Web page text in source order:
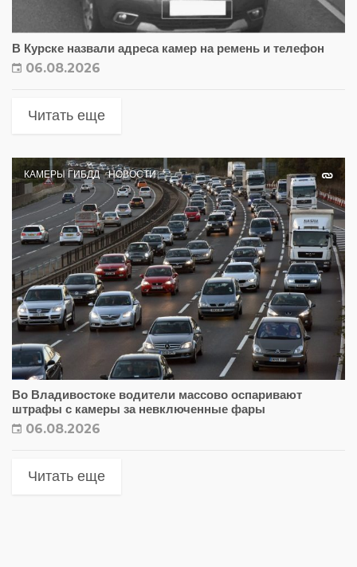
В Курске назвали адреса камер на ремень и телефон
06.08.2026
Читать еще
КАМЕРЫ ГИБДД НОВОСТИ
Во Владивостоке водители массово оспаривают
штрафы с камеры за невключенные фары
06.08.2026
Читать еще